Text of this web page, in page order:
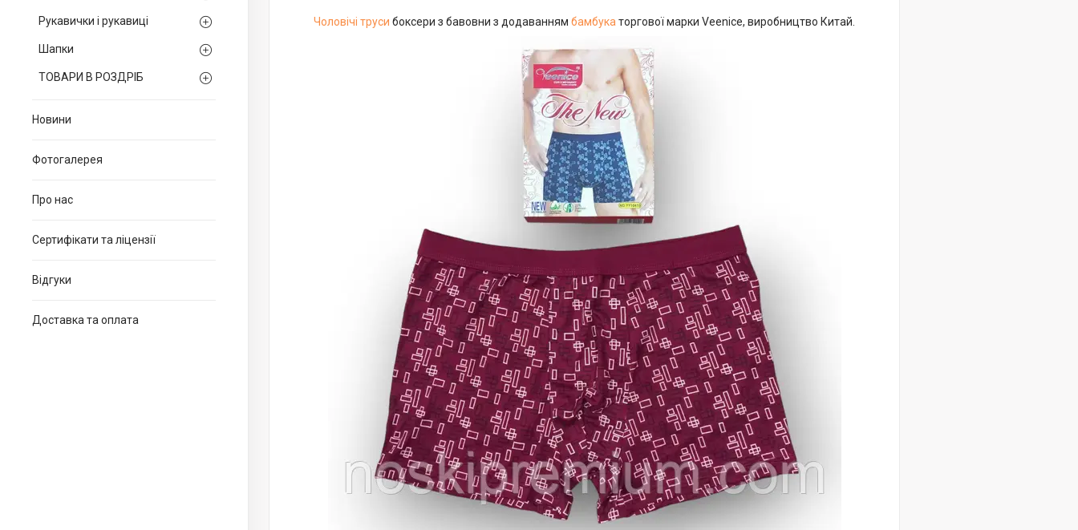
Рукавички і рукавиці
Шапки
ТОВАРИ В РОЗДРІБ
Новини
Фотогалерея
Про нас
Сертифікати та ліцензії
Відгуки
Доставка та оплата
Чоловічі труси боксери з бавовни з додаваннямбамбука торгової марки Veenice, виробництво Китай.